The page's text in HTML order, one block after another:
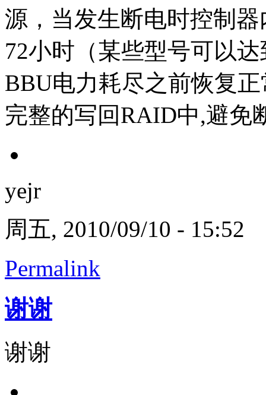
源，当发生断电时控制
72小时（某些型号可以
BBU电力耗尽之前恢复
完整的写回RAID中,避免
yejr
周五, 2010/09/10 - 15:52
Permalink
谢谢
谢谢